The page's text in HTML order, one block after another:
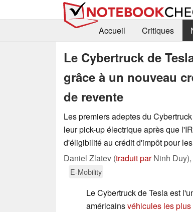
Accueil
Critiques
Le Cybertruck de
grâce à un nouveau
de revente
Les premiers adeptes du
leur pick-up électrique après que
d'éligibilité au crédit d'impôt pour
Daniel Zlatev (traduit parNinh Duy),
E-Mobility
Le Cybertruck de Tesla est
américainsvéhicules les plus